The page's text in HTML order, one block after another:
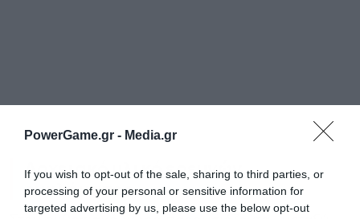
PowerGame.gr - Media.gr
If you wish to opt-out of the sale, sharing to third parties, or
processing of your personal or sensitive information for
targeted advertising by us, please use the below opt-out
Αρχειακό υλικό ερευνών
εγκλήματος